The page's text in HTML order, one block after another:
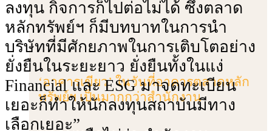
‘อาคารเขียว’ ในวันที่อาคารตลาดหลัก
ทรัพย์ฯ เป็นมากกว่าสำนักงาน
ลงทุน กิจการก็ไปต่อไม่ได้ ซึ่งตลาด
หลักทรัพย์ฯ ก็มีบทบาทในการนํา
บริษัทที่มีศักยภาพในการเติบโตอย่าง
ยั่งยืนในระยะยาว ยั่งยืนทั้งในแง่
Financial และ ESG มาจดทะเบียน
เยอะก็ทําให้นักลงทุนสถาบันมีทาง
เลือกเยอะ”